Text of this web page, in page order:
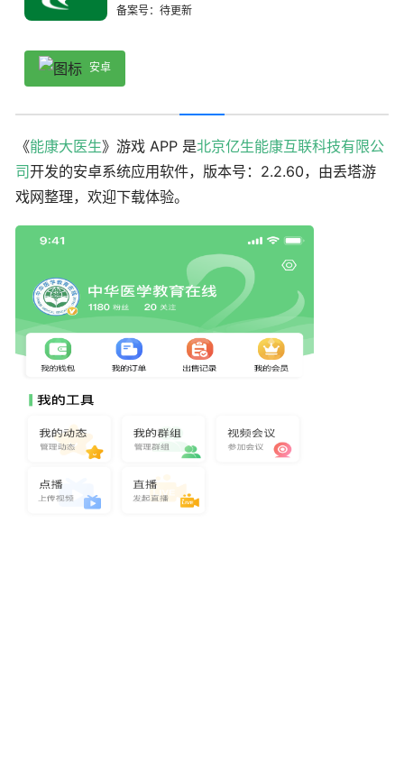
备案号：待更新
安卓
《能康大医生》游戏 APP 是北京亿生能康互联科技有限公
司开发的安卓系统应用软件，版本号：2.2.60，由丢塔游
戏网整理，欢迎下载体验。